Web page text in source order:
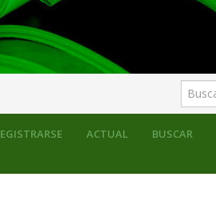
ACTUAL BUSCAR